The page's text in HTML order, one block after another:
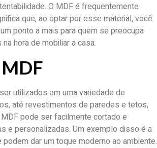
O MDF é frequentemente
que, ao optar por esse material, você
ponto a mais para quem se preocupa
hora de mobiliar a casa.
utilizados em uma variedade de
até revestimentos de paredes e tetos,
pode ser facilmente cortado e
e personalizadas. Um exemplo disso é a
dar um toque moderno ao ambiente.